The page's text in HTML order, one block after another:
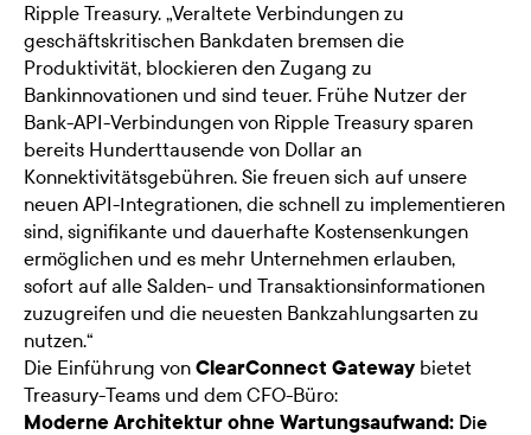
Ripple Treasury. „Veraltete Verbindungen zu
geschäftskritischen Bankdaten bremsen die
Produktivität, blockieren den Zugang zu
Bankinnovationen und sind teuer. Frühe Nutzer der
Bank-API-Verbindungen von Ripple Treasury sparen
bereits Hunderttausende von Dollar an
Konnektivitätsgebühren. Sie freuen sich auf unsere
neuen API-Integrationen, die schnell zu implementieren
sind, signifikante und dauerhafte Kostensenkungen
ermöglichen und es mehr Unternehmen erlauben,
sofort auf alle Salden- und Transaktionsinformationen
zuzugreifen und die neuesten Bankzahlungsarten zu
nutzen.“
Die Einführung von ClearConnect Gateway bietet
Treasury-Teams und dem CFO-Büro:
Moderne Architektur ohne Wartungsaufwand: Die